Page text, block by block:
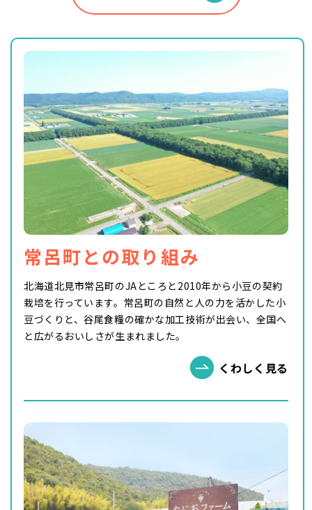
常呂町との取り組み
北海道北見市常呂町のJAところと2010年から小豆の契約
栽培を行っています。常呂町の自然と人の力を活かした小
豆づくりと、谷尾食糧の確かな加工技術が出会い、全国へ
と広がるおいしさが生まれました。
くわしく見る